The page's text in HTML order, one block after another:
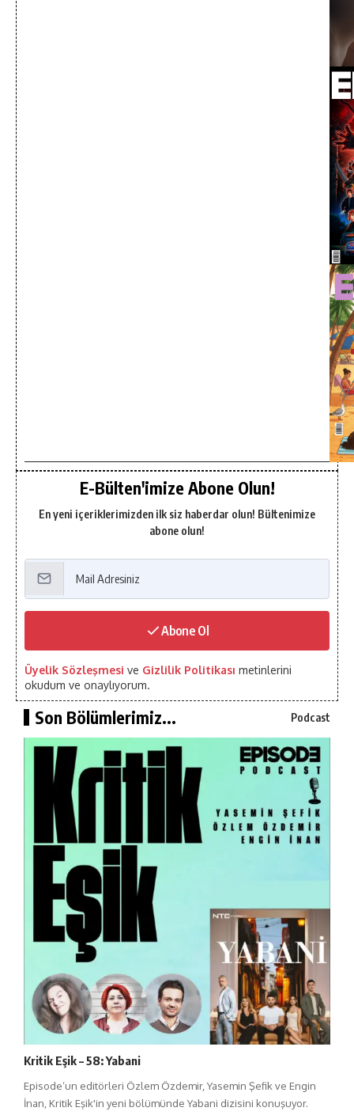
E-Bülten'imize Abone Olun!
En yeni içeriklerimizden ilk siz haberdar olun! Bültenimize
abone olun!
Abone Ol
Üyelik Sözleşmesi ve Gizlilik Politikası metinlerini
okudum ve onaylıyorum.
Son Bölümlerimiz... Podcast
Kritik Eşik – 58: Yabani
Episode’un editörleri Özlem Özdemir, Yasemin Şefik ve Engin
İnan, Kritik Eşik'in yeni bölümünde Yabani dizisini konuşuyor.